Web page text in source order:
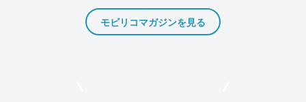
モビリコマガジンを見る